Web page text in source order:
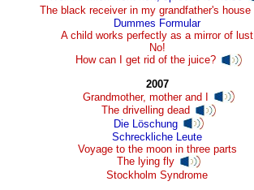
The black receiver in my grandfather's house
Dummes Formular
A child works perfectly as a mirror of lust
No!
How can I get rid of the juice?
2007
Grandmother, mother and I
The drivelling dead
Die Löschung
Schreckliche Leute
Voyage to the moon in three parts
The lying fly
Stockholm Syndrome